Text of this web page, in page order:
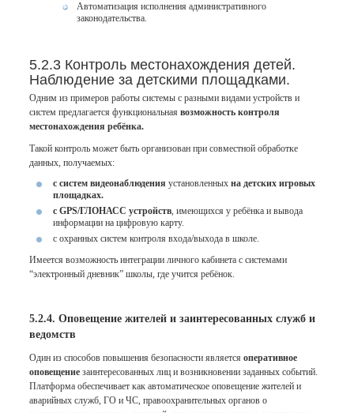
Автоматизация исполнения административного
законодательства.
5.2.3 Контроль местонахождения детей.
Наблюдение за детскими площадками.
Одним из примеров работы системы с разными видами устройств и
систем предлагается функциональная возможность контроля
местонахождения ребёнка.
Такой контроль может быть организован при совместной обработке
данных, получаемых:
с систем видеонаблюдения установленных на детских игровых
площадках.
с GPS/ГЛОНАСС устройств, имеющихся у ребёнка и вывода
информации на цифровую карту.
с охранных систем контроля входа/выхода в школе.
Имеется возможность интеграции личного кабинета с системами
“электронный дневник” школы, где учится ребёнок.
5.2.4. Оповещение жителей и заинтересованных служб и
ведомств
Один из способов повышения безопасности является оперативное
оповещение заинтересованных лиц и возникновении заданных событий.
Платформа обеспечивает как автоматическое оповещение жителей и
аварийных служб, ГО и ЧС, правоохранительных органов о